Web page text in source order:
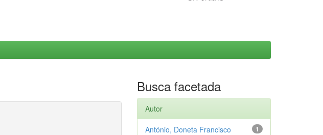
Busca facetada
Autor
1
António, Doneta Francisco